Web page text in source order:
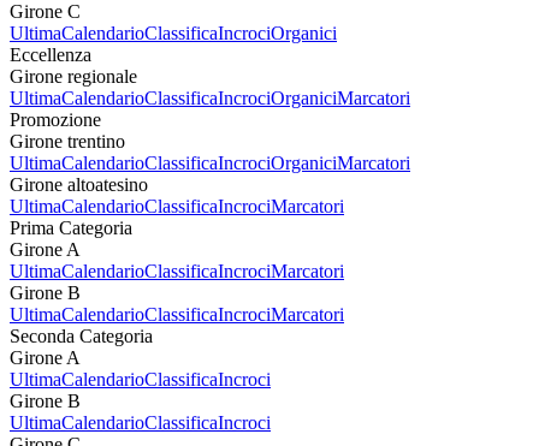
Girone C
UltimaCalendarioClassificaIncrociOrganici
Eccellenza
Girone regionale
UltimaCalendarioClassificaIncrociOrganiciMarcatori
Promozione
Girone trentino
UltimaCalendarioClassificaIncrociOrganiciMarcatori
Girone altoatesino
UltimaCalendarioClassificaIncrociMarcatori
Prima Categoria
Girone A
UltimaCalendarioClassificaIncrociMarcatori
Girone B
UltimaCalendarioClassificaIncrociMarcatori
Seconda Categoria
Girone A
UltimaCalendarioClassificaIncroci
Girone B
UltimaCalendarioClassificaIncroci